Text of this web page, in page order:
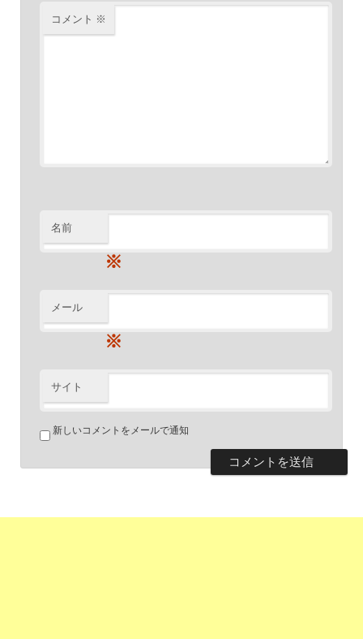
コメント ※
名前
※
メール
※
サイト
新しいコメントをメールで通知